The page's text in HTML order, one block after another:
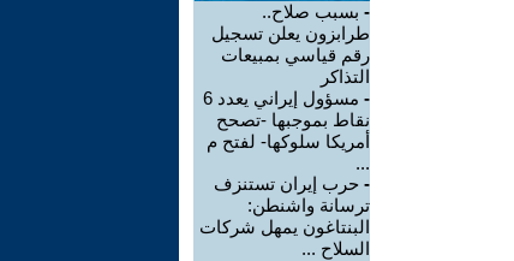
- بسبب صلاح..
طرابزون يعلن تسجيل
رقم قياسي بمبيعات
التذاكر
-
مسؤول إيراني يعدد 6
نقاط بموجبها -تصحح
أمريكا سلوكها- لفتح م
...
- حرب إيران تستنزف
ترسانة واشنطن:
البنتاغون يمهل شركات
السلاح ...